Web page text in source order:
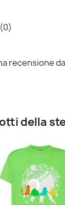
recensione
della